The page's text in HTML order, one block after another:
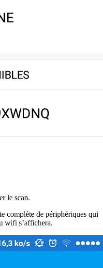
le scan.
complète de périphériques qui
wifi s’affichera.